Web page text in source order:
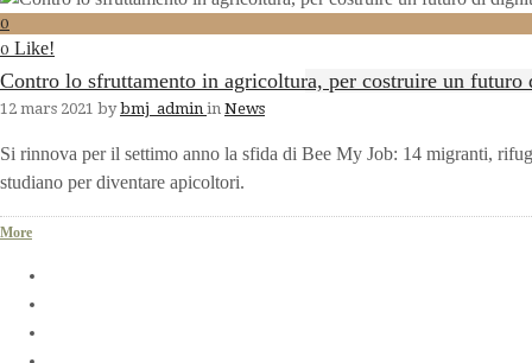
0
0 Like!
Contro lo sfruttamento in agricoltura, per costruire un futuro
12 mars 2021 by bmj_admin in News
Si rinnova per il settimo anno la sfida di Bee My Job: 14 migranti,
studiano per diventare apicoltori.
More